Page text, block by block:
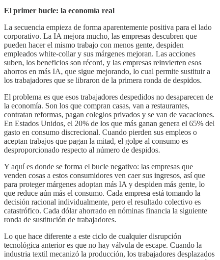
El primer bucle: la economía real
La secuencia empieza de forma aparentemente positiva para el lado
corporativo. La IA mejora mucho, las empresas descubren que
pueden hacer el mismo trabajo con menos gente, despiden
empleados white-collar y sus márgenes mejoran. Las acciones
suben, los beneficios son récord, y las empresas reinvierten esos
ahorros en más IA, que sigue mejorando, lo cual permite sustituir a
los trabajadores que se libraron de la primera ronda de despidos.
El problema es que esos trabajadores despedidos no desaparecen de
la economía. Son los que compran casas, van a restaurantes,
contratan reformas, pagan colegios privados y se van de vacaciones.
En Estados Unidos, el 20% de los que más ganan genera el 65% del
gasto en consumo discrecional. Cuando pierden sus empleos o
aceptan trabajos que pagan la mitad, el golpe al consumo es
desproporcionado respecto al número de despidos.
Y aquí es donde se forma el bucle negativo: las empresas que
venden cosas a estos consumidores ven caer sus ingresos, así que
para proteger márgenes adoptan más IA y despiden más gente, lo
que reduce aún más el consumo. Cada empresa está tomando la
decisión racional individualmente, pero el resultado colectivo es
catastrófico. Cada dólar ahorrado en nóminas financia la siguiente
ronda de sustitución de trabajadores.
Lo que hace diferente a este ciclo de cualquier disrupción
tecnológica anterior es que no hay válvula de escape. Cuando la
industria textil mecanizó la producción, los trabajadores desplazados